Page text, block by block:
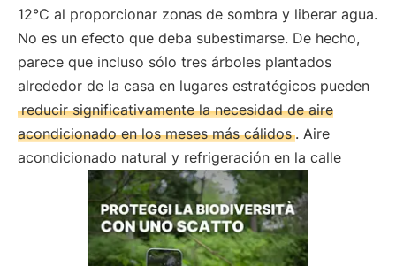
12°C al proporcionar zonas de sombra y liberar agua.
No es un efecto que deba subestimarse. De hecho,
parece que incluso sólo tres árboles plantados
alrededor de la casa en lugares estratégicos pueden
reducir significativamente la necesidad de aire
acondicionado en los meses más cálidos . Aire
acondicionado natural y refrigeración en la calle